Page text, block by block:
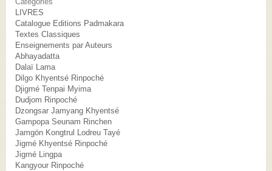
LIVRES
Catalogue Editions Padmakara
Textes Classiques
Enseignements par Auteurs
Abhayadatta
Dalaï Lama
Dilgo Khyentsé Rinpoché
Djigmé Tenpai Myima
Dudjom Rinpoché
Dzongsar Jamyang Khyentsé
Gampopa Seunam Rinchen
Jamgön Kongtrul Lodreu Tayé
Jigmé Khyentsé Rinpoché
Jigmé Lingpa
Kangyour Rinpoché